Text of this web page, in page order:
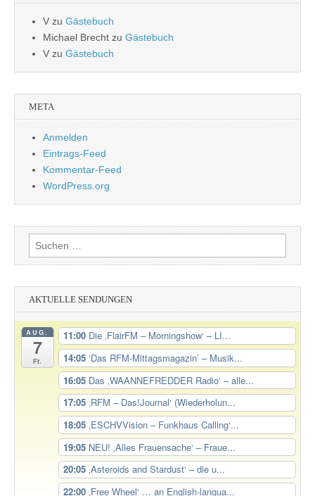
V zu Gästebuch
Michael Brecht zu Gästebuch
Vzu Gästebuch
META
Anmelden
Eintrags-Feed
Kommentar-Feed
WordPress.org
Suchen
nach:
AKTUELLE SENDUNGEN
AUG.
7
Fr.
11:00 Die ‚FlairFM – Morningshow‘ – LI...
14:05 ‘Das RFM-Mittagsmagazin’ – Musik...
16:05 Das ‚WAANNEFREDDER Radio‘ – alle...
17:05 ‚RFM – Das!Journal‘ (Wiederholun...
18:05 ‚ESCHVVision – Funkhaus Calling‘...
19:05 NEU! ‚Alles Frauensache‘ – Fraue...
20:05 ‚Asteroids and Stardust‘ – die u...
22:00 ‚Free Wheel‘ … an English-langua...